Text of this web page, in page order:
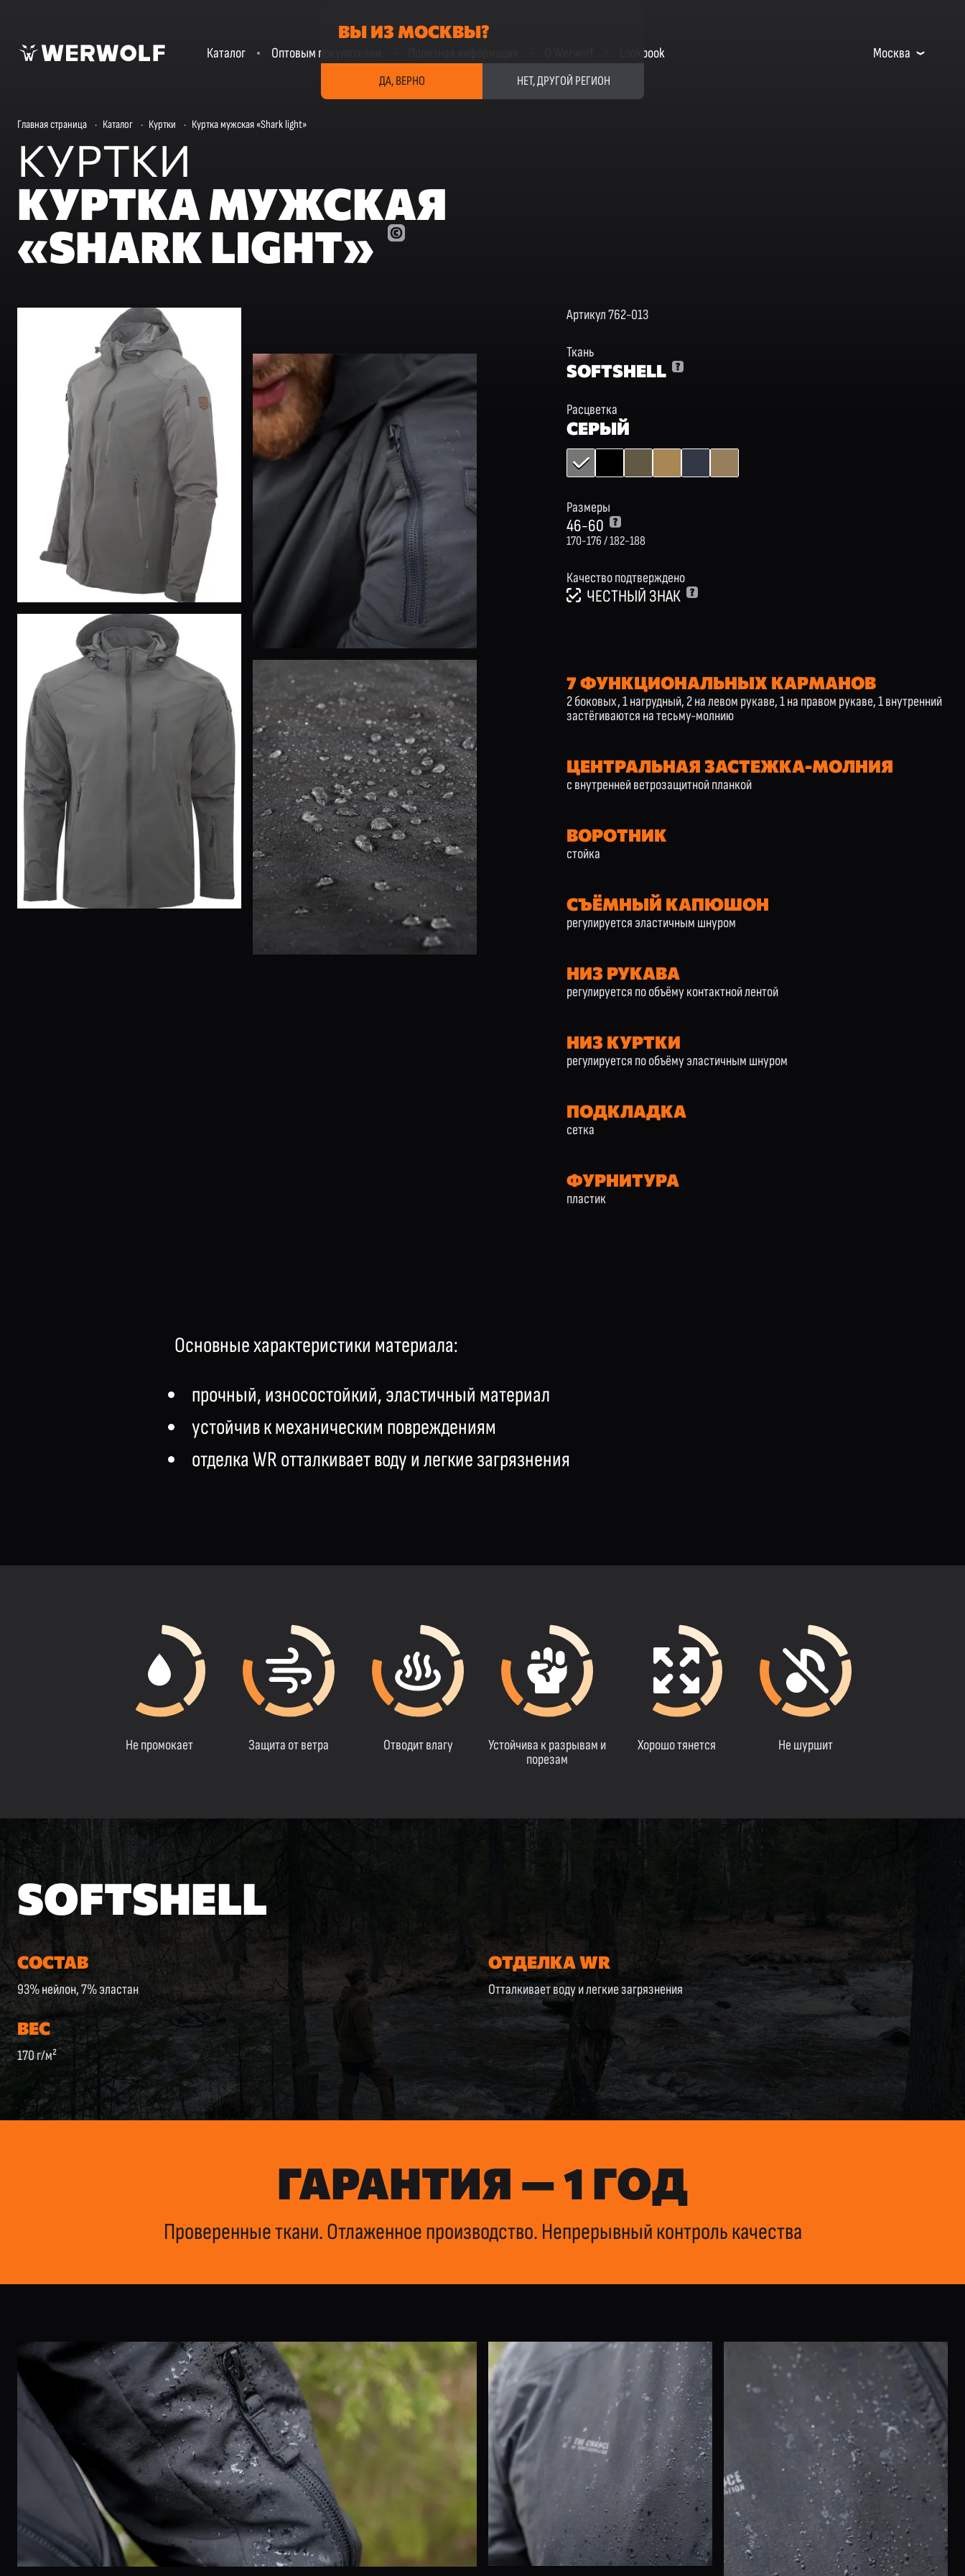
Каталог Оптовым покупателям Lookbook Москва
Главная страница · Каталог · Куртки · Куртка мужская «Shark light»
КУРТКИ
КУРТКА МУЖСКАЯ
«SHARK LIGHT»
Артикул 762-013
Ткань
SOFTSHELL
Расцветка
СЕРЫЙ
Размеры
46-60
170-176 / 182-188
Качество подтверждено
ЧЕСТНЫЙ ЗНАК
7 ФУНКЦИОНАЛЬНЫХ КАРМАНОВ
2 боковых, 1 нагрудный, 2 на левом рукаве, 1 на правом рукаве, 1 внутренний
застёгиваются на тесьму-молнию
ЦЕНТРАЛЬНАЯ ЗАСТЕЖКА-МОЛНИЯ
с внутренней ветрозащитной планкой
ВОРОТНИК
стойка
СЪЁМНЫЙ КАПЮШОН
регулируется эластичным шнуром
НИЗ РУКАВА
регулируется по объёму контактной лентой
НИЗ КУРТКИ
регулируется по объёму эластичным шнуром
ПОДКЛАДКА
сетка
ФУРНИТУРА
пластик
Основные характеристики материала:
прочный, износостойкий, эластичный материал
устойчив к механическим повреждениям
отделка WR отталкивает воду и легкие загрязнения
Не промокает Защита от ветра Отводит влагу
Устойчива к разрывам и
порезам
Хорошо тянется Не шуршит
SOFTSHELL
СОСТАВ
93% нейлон, 7% эластан
ОТДЕЛКА WR
Отталкивает воду и легкие загрязнения
ВЕС
170 г/м²
ГАРАНТИЯ — 1 ГОД
Проверенные ткани. Отлаженное производство. Непрерывный контроль качества
ВЫ ИЗ МОСКВЫ?
ДА, ВЕРНО НЕТ, ДРУГОЙ РЕГИОН